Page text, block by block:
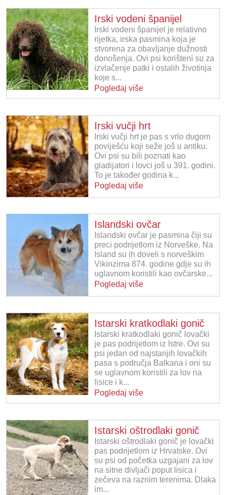
Irski vodeni španijel
Irski vodeni španijel je relativno
rijetka, irska pasmina koja je
stvorena za obavljanje dužnosti
donošenja. Ovi psi korišteni su za
izvlačenje patki i ostalih životinja
koje s...
Pogledaj više
Irski vučji hrt
Irski vučji hrt je pas s vrlo dugom
poviješću koji seže još u antiku.
Ovi psi su bili poznati kao
gladijatori i lovci još u 391. godini.
To je također godina k...
Pogledaj više
Islandski ovčar
Islandski ovčar je pasmina čiji su
preci podrijetlom iz Norveške. Na
Island su ih doveli s norveškim
Vikinzima 874. godine gdje su ih
uglavnom koristili kao ovčarske...
Pogledaj više
Istarski kratkodlaki gonič
Istarski kratkodlaki gonič lovački
je pas podrijetlom iz Istre. Ovi su
psi jedan od najstarijih lovačkih
pasa s područja Balkana i oni su
se uglavnom koristili za lov na
lisice i k...
Pogledaj više
Istarski oštrodlaki gonič
Istarski oštrodlaki gonič je lovački
pas podrijetlom iz Hrvatske. Ovi
su psi od početka uzgajani za lov
na sitne divljači poput lisica i
zečeva na raznim terenima. Dlaka
im...